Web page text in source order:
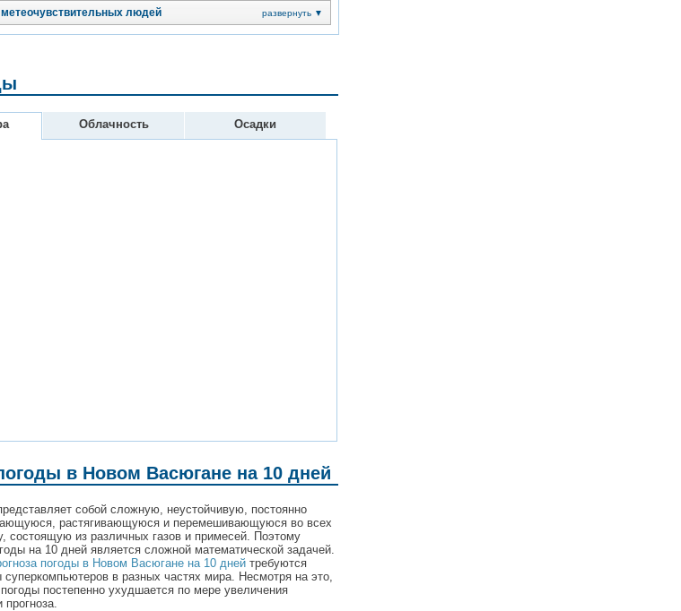
людей развернуть ▼
Облачность Осадки
в Новом Васюгане на 10 дней
собой сложную, неустойчивую, постоянно
растягивающуюся и перемешивающуюся во всех
состоящую из различных газов и примесей. Поэтому
на 10 дней является сложной математической задачей.
погоды в Новом Васюгане на 10 дней требуются
суперкомпьютеров в разных частях мира. Несмотря на это,
погоды постепенно ухудшается по мере увеличения